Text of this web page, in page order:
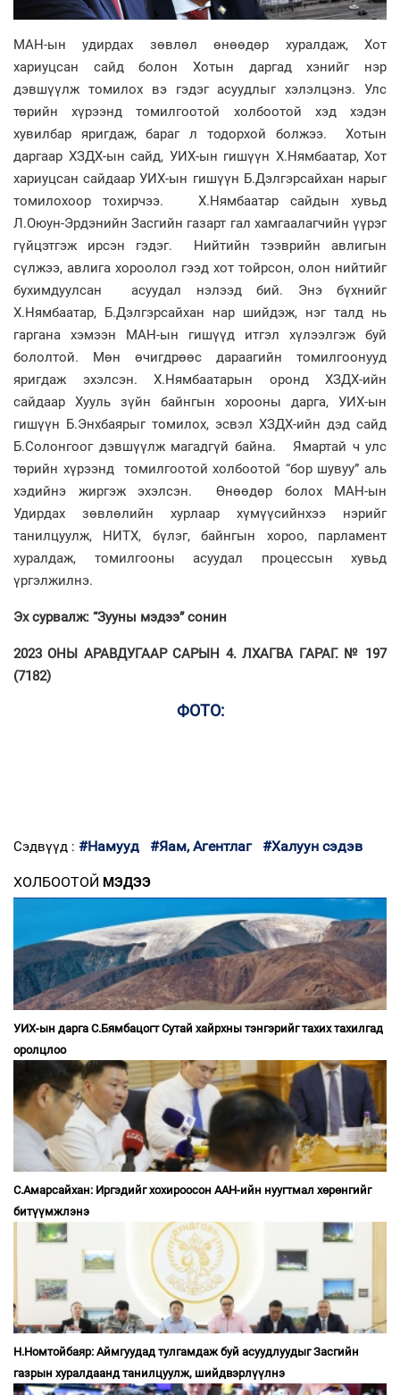
МАН-ын удирдах зөвлөл өнөөдөр хуралдаж, Хот
хариуцсан сайд болон Хотын даргад хэнийг нэр
дэвшүүлж томилох вэ гэдэг асуудлыг хэлэлцэнэ. Улс
төрийн хүрээнд томилгоотой холбоотой хэд хэдэн
хувилбар яригдаж, бараг л тодорхой болжээ. Хотын
даргаар ХЗДХ-ын сайд, УИХ-ын гишүүн Х.Нямбаатар, Хот
хариуцсан сайдаар УИХ-ын гишүүн Б.Дэлгэрсайхан нарыг
томилохоор тохирчээ. Х.Нямбаатар сайдын хувьд
Л.Оюун-Эрдэнийн Засгийн газарт гал хамгаалагчийн үүрэг
гүйцэтгэж ирсэн гэдэг. Нийтийн тээврийн авлигын
сүлжээ, авлига хороолол гээд хот тойрсон, олон нийтийг
бухимдуулсан асуудал нэлээд бий. Энэ бүхнийг
Х.Нямбаатар, Б.Дэлгэрсайхан нар шийдэж, нэг талд нь
гаргана хэмээн МАН-ын гишүүд итгэл хүлээлгэж буй
бололтой. Мөн өчигдрөөс дараагийн томилгоонууд
яригдаж эхэлсэн. Х.Нямбаатарын оронд ХЗДХ-ийн
сайдаар Хууль зүйн байнгын хорооны дарга, УИХ-ын
гишүүн Б.Энхбаярыг томилох, эсвэл ХЗДХ-ийн дэд сайд
Б.Солонгоог дэвшүүлж магадгүй байна. Ямартай ч улс
төрийн хүрээнд томилгоотой холбоотой “бор шувуу” аль
хэдийнэ жиргэж эхэлсэн. Өнөөдөр болох МАН-ын
Удирдах зөвлөлийн хурлаар хүмүүсийнхээ нэрийг
танилцуулж, НИТХ, бүлэг, байнгын хороо, парламент
хуралдаж, томилгооны асуудал процессын хувьд
үргэлжилнэ.
Эх сурвалж: “Зууны мэдээ” сонин
2023 ОНЫ АРАВДУГААР САРЫН 4. ЛХАГВА ГАРАГ. № 197
(7182)
ФОТО:
Сэдвүүд : #Намууд #Яам, Агентлаг #Халуун сэдэв
ХОЛБООТОЙ МЭДЭЭ
УИХ-ын дарга С.Бямбацогт Сутай хайрхны тэнгэрийг тахих тахилгад
оролцлоо
С.Амарсайхан: Иргэдийг хохироосон ААН-ийн нуугтмал хөрөнгийг
битүүмжлэнэ
Н.Номтойбаяр: Аймгуудад тулгамдаж буй асуудлуудыг Засгийн
газрын хуралдаанд танилцуулж, шийдвэрлүүлнэ